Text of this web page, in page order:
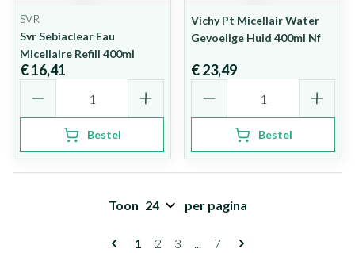
SVR
Svr Sebiaclear Eau
Micellaire Refill 400ml
€ 16,41
Bestel
Vichy Pt Micellair Water
Gevoelige Huid 400ml Nf
€ 23,49
Bestel
Pagina's
U lees momenteel pagina
1 Pagina
2 Pagina
3 ... Pagina
7
Toon per pagina